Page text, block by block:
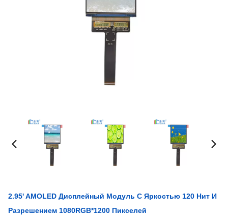
2.95' AMOLED Дисплейный Модуль С Яркостью 120 Нит И
Разрешением 1080RGB*1200 Пикселей